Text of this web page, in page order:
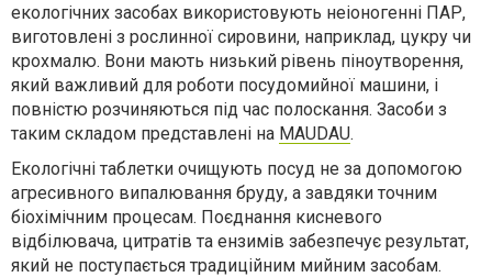
екологічних засобах використовують неіоногенні ПАР,
виготовлені з рослинної сировини, наприклад, цукру чи
крохмалю. Вони мають низький рівень піноутворення,
який важливий для роботи посудомийної машини, і
повністю розчиняються під час полоскання. Засоби з
таким складом представлені на MAUDAU.
Екологічні таблетки очищують посуд не за допомогою
агресивного випалювання бруду, а завдяки точним
біохімічним процесам. Поєднання кисневого
відбілювача, цитратів та ензимів забезпечує результат,
який не поступається традиційним мийним засобам.